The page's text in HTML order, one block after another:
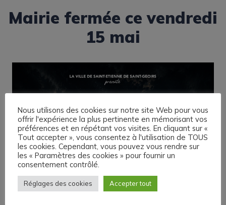
Mairie fermée ce vendredi
15 mai
Nous utilisons des cookies sur notre site Web pour vous
offrir l'expérience la plus pertinente en mémorisant vos
préférences et en répétant vos visites. En cliquant sur «
Tout accepter », vous consentez à l'utilisation de TOUS
les cookies. Cependant, vous pouvez vous rendre sur
les « Paramètres des cookies » pour fournir un
consentement contrôlé.
Réglages des cookies Accepter tout